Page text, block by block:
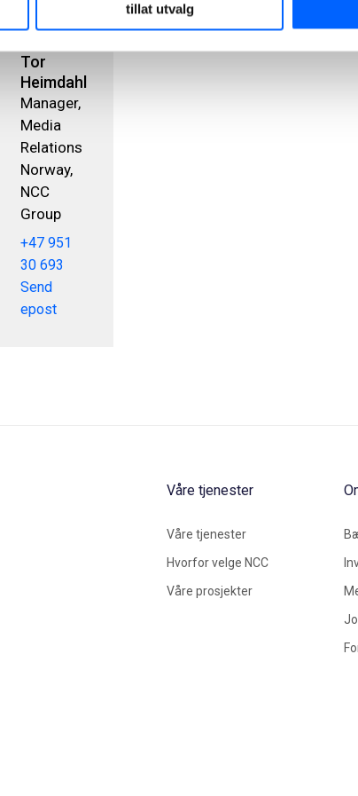
tillat utvalg
Tor
Heimdahl
Manager,
Media
Relations
Norway,
NCC
Group
+47 951
30 693
Send
epost
Våre tjenester
Våre tjenester
Hvorfor velge NCC
Våre prosjekter